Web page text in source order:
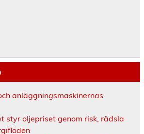
anläggningsmaskinernas
styr oljepriset genom risk, rädsla